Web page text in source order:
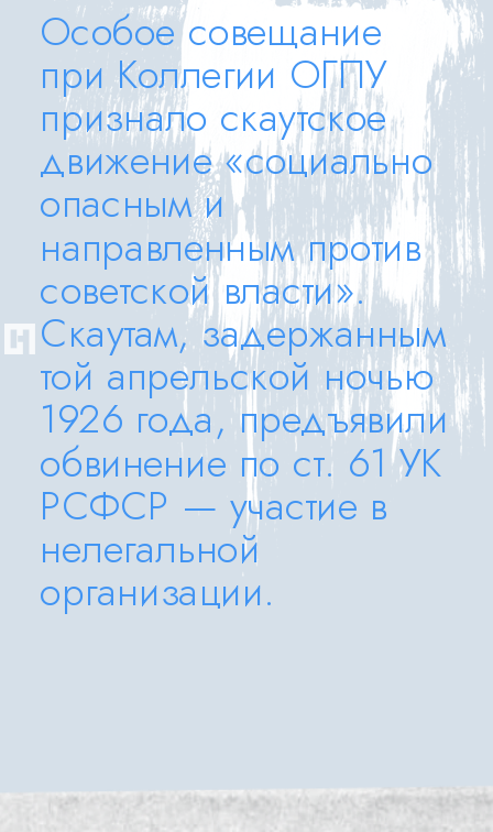
Особое совещание
при Коллегии ОГПУ
признало скаутское
движение «социально
опасным и
направленным против
советской власти».
Скаутам, задержанным
той апрельской ночью
1926 года, предъявили
обвинение по ст. 61 УК
РСФСР — участие в
нелегальной
организации.